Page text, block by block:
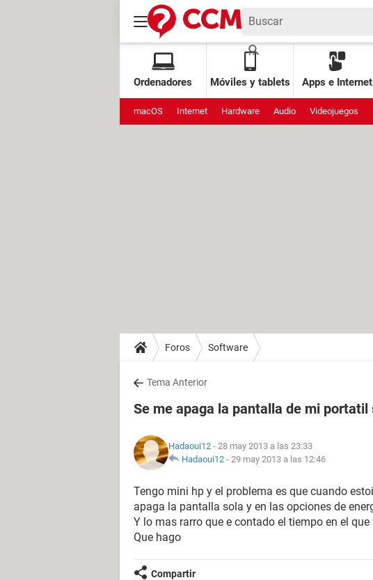
Ordenadores Móviles y tablets Apps e Internet
macOS Internet Hardware Audio Videojuegos
Foros Software
Tema Anterior
Se me apaga la pantalla de mi portatil
Hadaoui12 - 28 may 2013 a las 23:33
Hadaoui12 - 29 may 2013 a las 12:46
Tengo mini hp y el problema es que cuando
apaga la pantalla sola y en las opciones de
Y lo mas rarro que e contado el tiempo en el
Que hago
Compartir